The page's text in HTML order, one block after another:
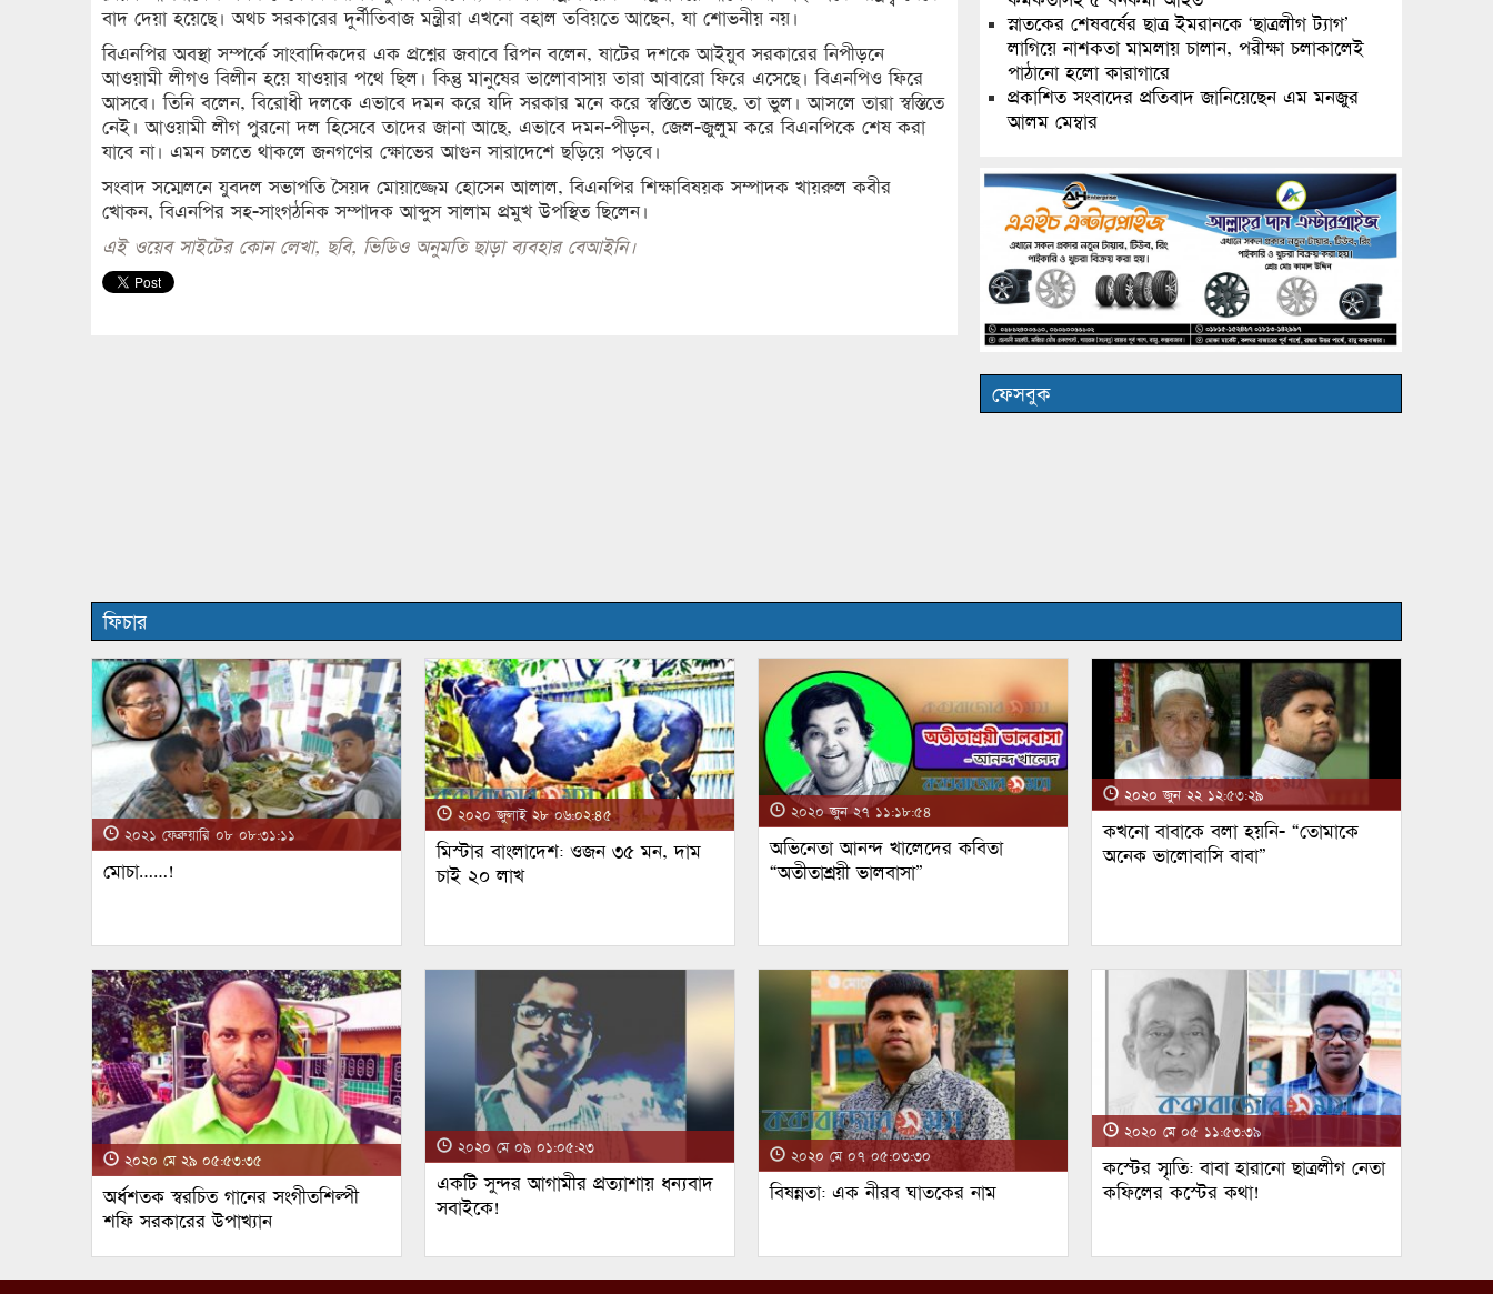
বাদ দেয়া হয়েছে। অথচ সরকারের দুর্নীতিবাজ মন্ত্রীরা এখনো বহাল তবিয়তে আছেন, যা শোভনীয় নয়।
বিএনপির অবস্থা সম্পর্কে সাংবাদিকদের এক প্রশ্নের জবাবে রিপন বলেন, ষাটের দশকে আইয়ুব সরকারের নিপীড়নে
আওয়ামী লীগও বিলীন হয়ে যাওয়ার পথে ছিল। কিন্তু মানুষের ভালোবাসায় তারা আবারো ফিরে এসেছে। বিএনপিও ফিরে
আসবে। তিনি বলেন, বিরোধী দলকে এভাবে দমন করে যদি সরকার মনে করে স্বস্তিতে আছে, তা ভুল। আসলে তারা স্বস্তিতে
নেই। আওয়ামী লীগ পুরনো দল হিসেবে তাদের জানা আছে, এভাবে দমন-পীড়ন, জেল-জুলুম করে বিএনপিকে শেষ করা
যাবে না। এমন চলতে থাকলে জনগণের ক্ষোভের আগুন সারাদেশে ছড়িয়ে পড়বে।
সংবাদ সম্মেলনে যুবদল সভাপতি সৈয়দ মোয়াজ্জেম হোসেন আলাল, বিএনপির শিক্ষাবিষয়ক সম্পাদক খায়রুল কবীর
খোকন, বিএনপির সহ-সাংগঠনিক সম্পাদক আব্দুস সালাম প্রমুখ উপস্থিত ছিলেন।
এই ওয়েব সাইটের কোন লেখা, ছবি, ভিডিও অনুমতি ছাড়া ব্যবহার বেআইনি।
স্নাতকের শেষবর্ষের ছাত্র ইমরানকে ‘ছাত্রলীগ ট্যাগ’
লাগিয়ে নাশকতা মামলায় চালান, পরীক্ষা চলাকালেই
পাঠানো হলো কারাগারে
প্রকাশিত সংবাদের প্রতিবাদ জানিয়েছেন এম মনজুর
আলম মেম্বার
ফেসবুক
ফিচার
২০২১ ফেব্রুয়ারি ০৮ ০৮:৩১:১১
মোচা……!
২০২০ জুলাই ২৮ ০৬:০২:৪৫
মিস্টার বাংলাদেশ: ওজন ৩৫ মন, দাম
চাই ২০ লাখ
২০২০ জুন ২৭ ১১:১৮:৫৪
অভিনেতা আনন্দ খালেদের কবিতা
“অতীতাশ্রয়ী ভালবাসা”
২০২০ জুন ২২ ১২:৫৩:২৯
কখনো বাবাকে বলা হয়নি- “তোমাকে
অনেক ভালোবাসি বাবা”
২০২০ মে ২৯ ০৫:৫৩:৩৫
অর্ধশতক স্বরচিত গানের সংগীতশিল্পী
শফি সরকারের উপাখ্যান
২০২০ মে ০৯ ০১:০৫:২৩
একটি সুন্দর আগামীর প্রত্যাশায় ধন্যবাদ
সবাইকে!
২০২০ মে ০৭ ০৫:০৩:৩০
বিষন্নতা: এক নীরব ঘাতকের নাম
২০২০ মে ০৫ ১১:৫৩:৩৯
কস্টের স্মৃতি: বাবা হারানো ছাত্রলীগ নেতা
কফিলের কস্টের কথা!